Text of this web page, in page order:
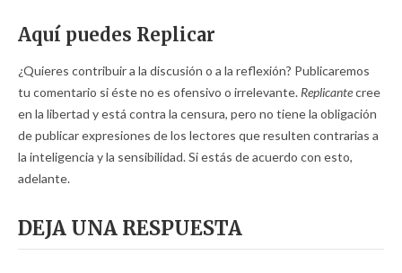
Aquí puedes Replicar
¿Quieres contribuir a la discusión o a la reflexión? Publicaremos
tu comentario si éste no es ofensivo o irrelevante. Replicantecree
en la libertad y está contra la censura, pero no tiene la obligación
de publicar expresiones de los lectores que resulten contrarias a
la inteligencia y la sensibilidad. Si estás de acuerdo con esto,
adelante.
DEJA UNA RESPUESTA